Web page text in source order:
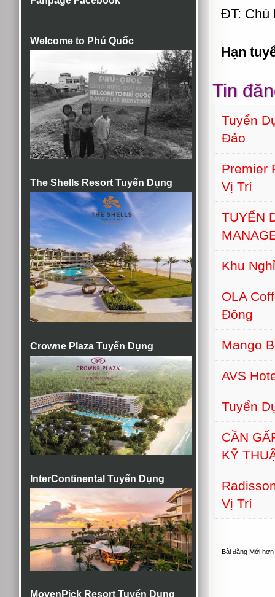
Welcome to Phú Quốc
The Shells Resort Tuyển Dụng
Crowne Plaza Tuyển Dụng
InterContinental Tuyển Dụng
MovenPick Resort Tuyển Dụng
ĐT: Chú
Hạn
Tin
Tuyển
Đảo
Premier
Vị Trí
TUYỂN
Khu
OLA
Đông
Mango
AVS
Tuyển
CẦN
KỸ
Vị Trí
Bài đăng Mới hơn